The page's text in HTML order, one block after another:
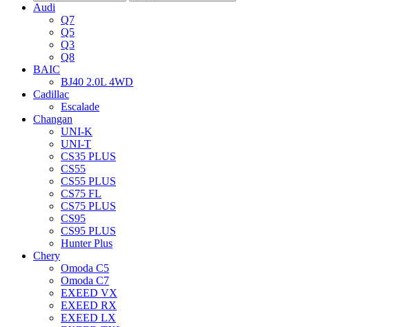
Audi
Q7
Q5
Q3
Q8
BAIC
BJ40 2.0L 4WD
Cadillac
Escalade
Changan
UNI-K
UNI-T
CS35 PLUS
CS55
CS55 PLUS
CS75 FL
CS75 PLUS
CS95
CS95 PLUS
Hunter Plus
Chery
Omoda C5
Omoda C7
EXEED VX
EXEED RX
EXEED LX